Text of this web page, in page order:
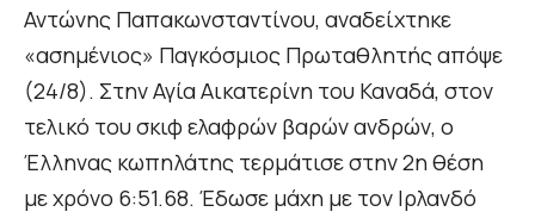
Αντώνης Παπακωνσταντίνου, αναδείχτηκε
«ασημένιος» Παγκόσμιος Πρωταθλητής απόψε
(24/8). Στην Αγία Αικατερίνη του Καναδά, στον
τελικό του σκιφ ελαφρών βαρών ανδρών, ο
Έλληνας κωπηλάτης τερμάτισε στην 2η θέση
με χρόνο 6:51.68. Έδωσε μάχη με τον Ιρλανδό